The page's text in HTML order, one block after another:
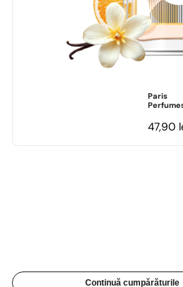
Paris
47,90
Continuă cumpărăturile